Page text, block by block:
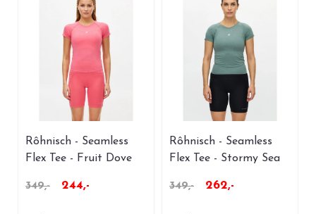
Rôhnisch - Seamless
Flex Tee - Fruit Dove
349,- 244,-
Rôhnisch - Seamless
Flex Tee - Stormy Sea
349,- 262,-